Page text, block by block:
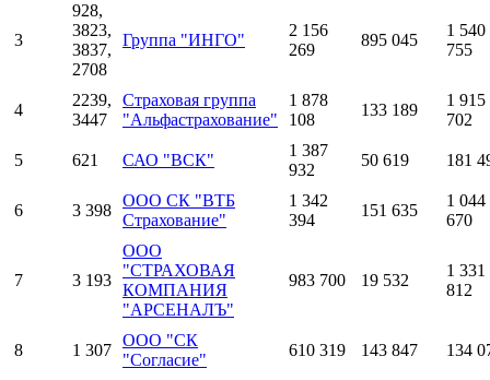
3
928,
3823,
3837,
2708
Группа "ИНГО"
2 156
269
895 045
1 540
755
4
2239,
3447
Страховая группа
"Альфастрахование"
1 878
108
133 189
1 915
702
5 621 САО "ВСК"
1 387
932
50 619 181
6 3 398
ООО СК "ВТБ
Страхование"
1 342
394
151 635
1 044
670
7 3 193
ООО
"СТРАХОВАЯ
КОМПАНИЯ
"АРСЕНАЛЪ"
983 700 19 532
1 331
812
8 1 307
ООО "СК
"Согласие"
610 319 143 847 134